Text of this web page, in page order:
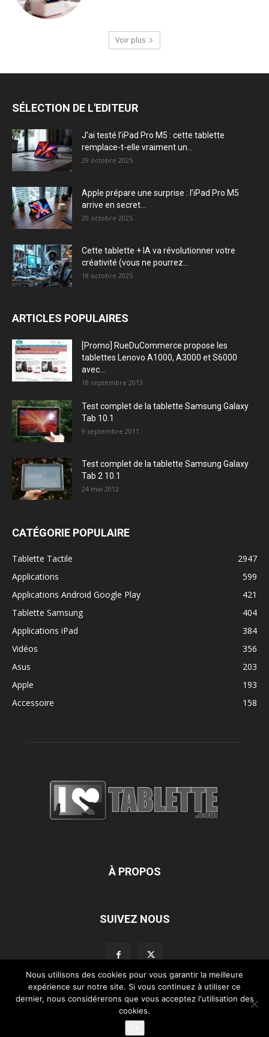
Voir plus
SÉLECTION DE L'EDITEUR
J’ai testé l’iPad Pro M5 : cette tablette
remplace-t-elle vraiment un...
29 octobre 2025
Apple prépare une surprise : l’iPad Pro M5
arrive en secret...
20 octobre 2025
Cette tablette + IA va révolutionner votre
créativité (vous ne pourrez...
18 octobre 2025
ARTICLES POPULAIRES
[Promo] RueDuCommerce propose les
tablettes Lenovo A1000, A3000 et S6000
avec...
18 septembre 2013
Test complet de la tablette Samsung Galaxy
Tab 10.1
9 septembre 2011
Test complet de la tablette Samsung Galaxy
Tab 2 10.1
24 mai 2012
CATÉGORIE POPULAIRE
Tablette Tactile
2947
Applications
599
Applications Android Google Play
421
Tablette Samsung
404
Applications iPad
384
Vidéos
356
Asus
203
Apple
193
Accessoire
158
À PROPOS
SUIVEZ NOUS
L’équipe d’iLoveTablette.com Contactez-nous
Nos partenaires
Mentions légales
©
Nous utilisons des cookies pour vous garantir la meilleure
expérience sur notre site. Si vous continuez à utiliser ce
dernier, nous considérerons que vous acceptez l'utilisation des
cookies.